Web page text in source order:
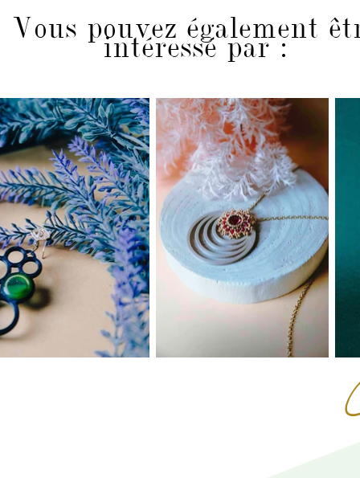
Vous pouvez également
intéressé par :